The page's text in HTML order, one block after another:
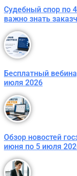
Судебный спор по
важно знать
Бесплатный
июля 2026
Обзор новостей
июня по 5 июля